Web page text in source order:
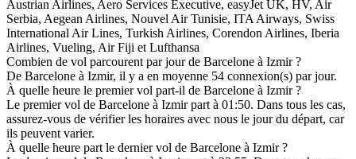
Austrian Airlines, Aero Services Executive, easyJet UK, HV, Air
Serbia, Aegean Airlines, Nouvel Air Tunisie, ITA Airways, Swiss
International Air Lines, Turkish Airlines, Corendon Airlines, Iberia
Airlines, Vueling, Air Fiji et Lufthansa
Combien de vol parcourent par jour de Barcelone à Izmir ?
De Barcelone à Izmir, il y a en moyenne 54 connexion(s) par jour.
À quelle heure le premier vol part-il de Barcelone à Izmir ?
Le premier vol de Barcelone à Izmir part à 01:50. Dans tous les cas,
assurez-vous de vérifier les horaires avec nous le jour du départ, car
ils peuvent varier.
À quelle heure part le dernier vol de Barcelone à Izmir ?